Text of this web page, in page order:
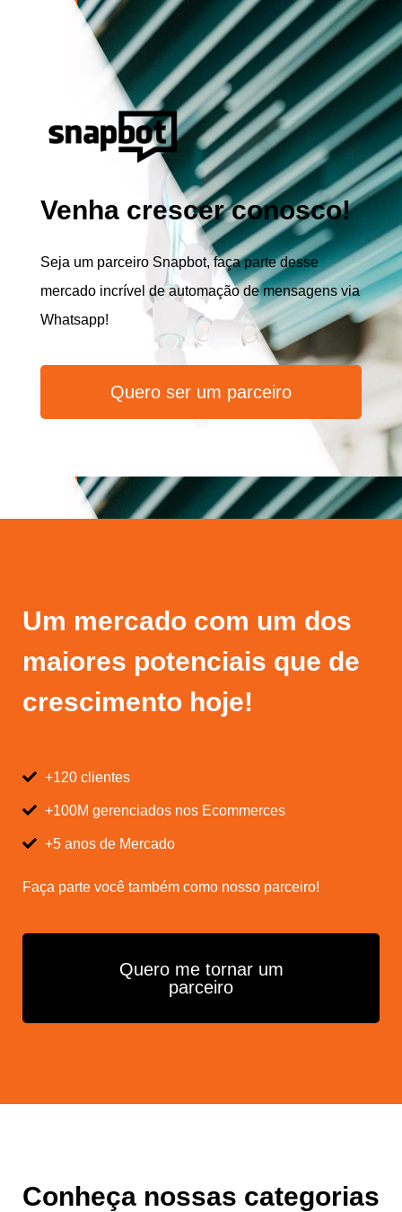
Venha crescer conosco!
Seja um parceiro Snapbot, faça parte desse
mercado incrível de automação de mensagens via
Whatsapp!
Quero ser um parceiro
Um mercado com um dos
maiores potenciais que de
crescimento hoje!
+120 clientes
+100M gerenciados nos Ecommerces
+5 anos de Mercado
Faça parte você também como nosso parceiro!
Quero me tornar um
parceiro
Conheça nossas categorias